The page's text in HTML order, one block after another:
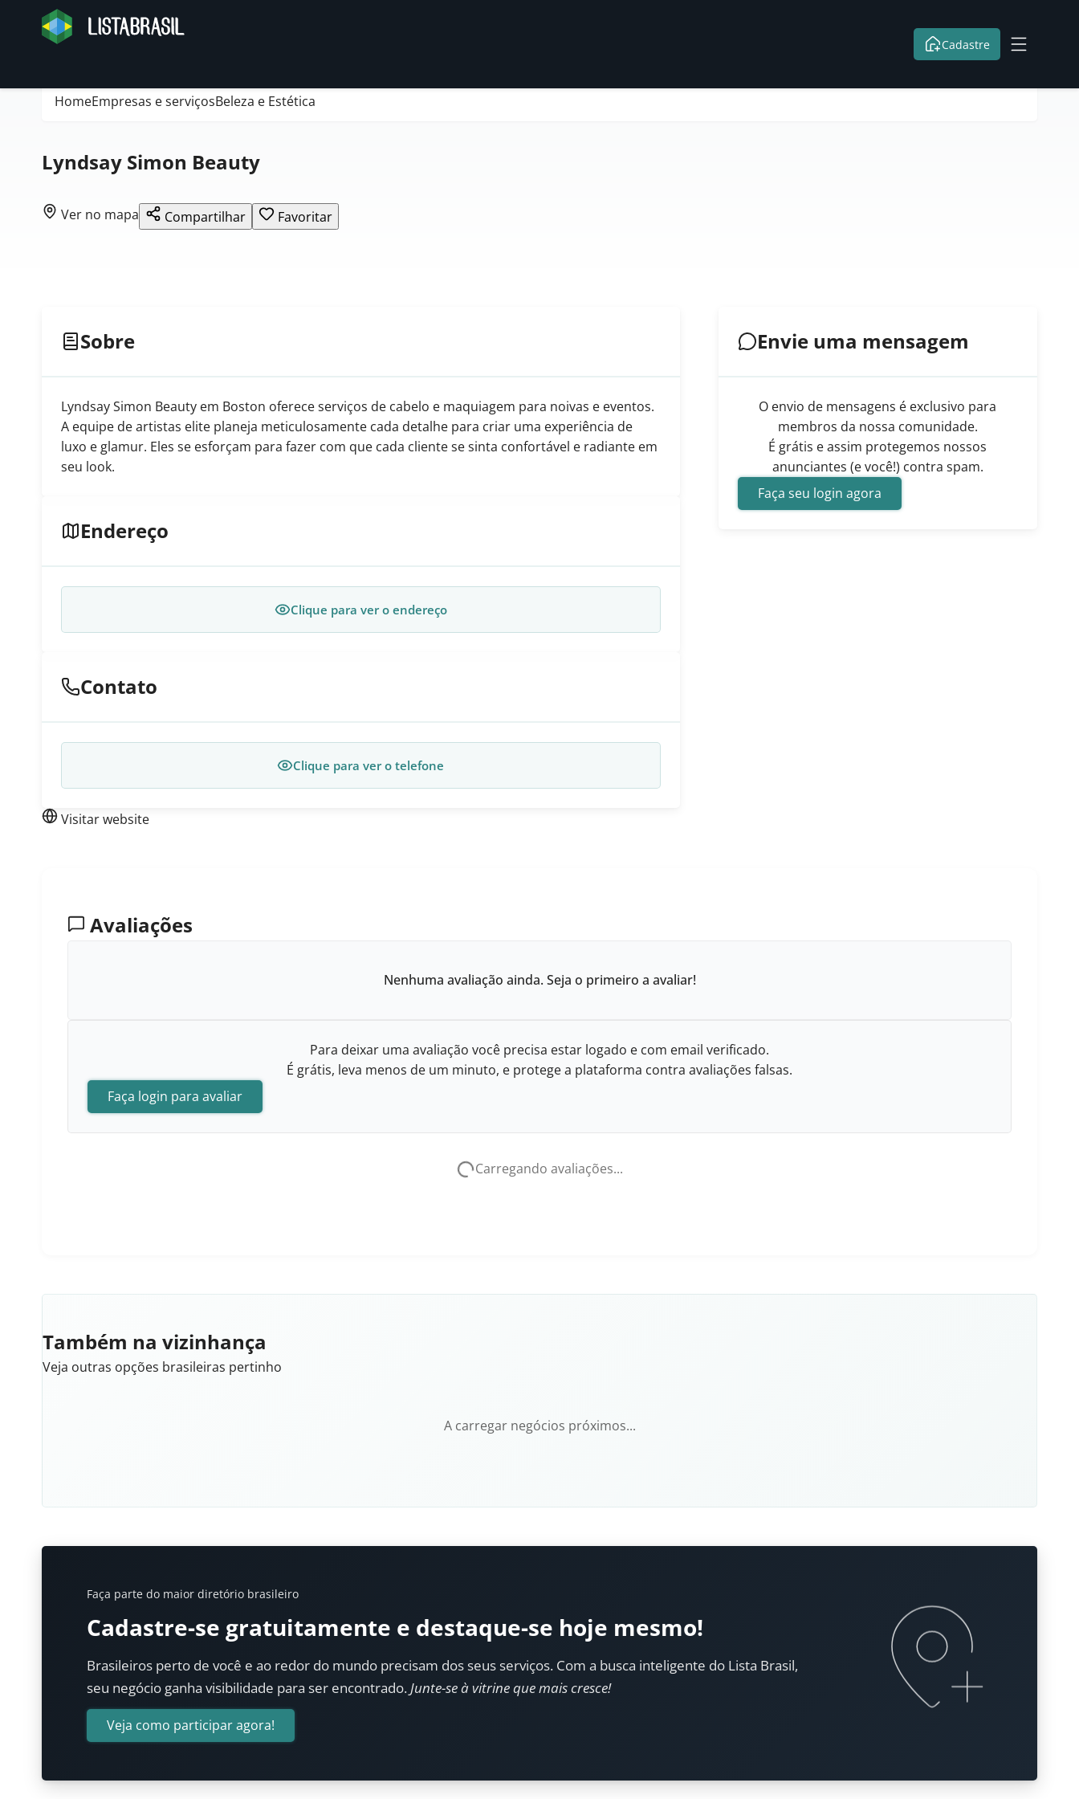
Cadastre
HomeEmpresas e serviçosBeleza e Estética
Lyndsay Simon Beauty
Ver no mapa Compartilhar Favoritar
Sobre
Lyndsay Simon Beauty em Boston oferece serviços de cabelo e maquiagem para noivas e eventos.
A equipe de artistas elite planeja meticulosamente cada detalhe para criar uma experiência de
luxo e glamur. Eles se esforçam para fazer com que cada cliente se sinta confortável e radiante em
seu look.
Endereço
Clique para ver o endereço
Contato
Clique para ver o telefone
Visitar website
Envie uma mensagem
O envio de mensagens é exclusivo para
membros da nossa comunidade.
É grátis e assim protegemos nossos
anunciantes (e você!) contra spam.
Faça seu login agora
Avaliações
Nenhuma avaliação ainda. Seja o primeiro a avaliar!
Para deixar uma avaliação você precisa estar logado e com email verificado.
É grátis, leva menos de um minuto, e protege a plataforma contra avaliações falsas.
Faça login para avaliar
Carregando avaliações...
Também na vizinhança
Veja outras opções brasileiras pertinho
A carregar negócios próximos...
Faça parte do maior diretório brasileiro
Cadastre-se gratuitamente e destaque-se hoje mesmo!
Brasileiros perto de você e ao redor do mundo precisam dos seus serviços. Com a busca inteligente do Lista Brasil,
seu negócio ganha visibilidade para ser encontrado.Junte-se à vitrine que mais cresce!
Veja como participar agora!